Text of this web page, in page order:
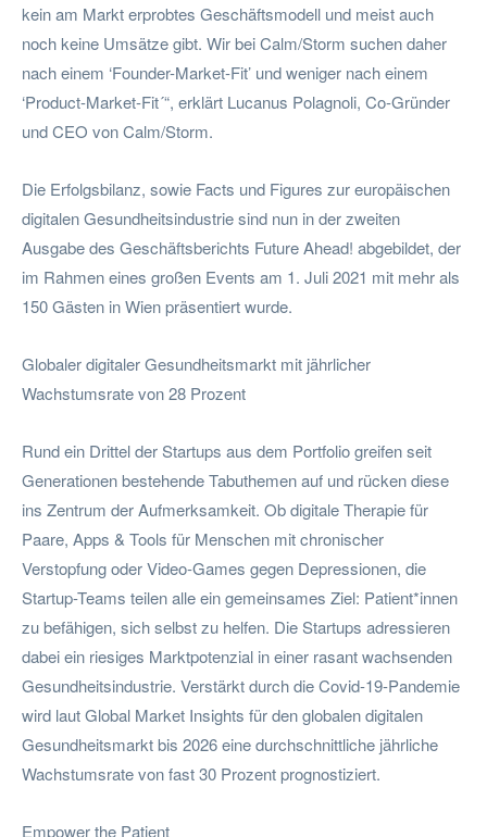
kein am Markt erprobtes Geschäftsmodell und meist auch
noch keine Umsätze gibt. Wir bei Calm/Storm suchen daher
nach einem ‘Founder-Market-Fit’ und weniger nach einem
‘Product-Market-Fit´“, erklärt Lucanus Polagnoli, Co-Gründer
und CEO von Calm/Storm.
Die Erfolgsbilanz, sowie Facts und Figures zur europäischen
digitalen Gesundheitsindustrie sind nun in der zweiten
Ausgabe des Geschäftsberichts Future Ahead! abgebildet, der
im Rahmen eines großen Events am 1. Juli 2021 mit mehr als
150 Gästen in Wien präsentiert wurde.
Globaler digitaler Gesundheitsmarkt mit jährlicher
Wachstumsrate von 28 Prozent
Rund ein Drittel der Startups aus dem Portfolio greifen seit
Generationen bestehende Tabuthemen auf und rücken diese
ins Zentrum der Aufmerksamkeit. Ob digitale Therapie für
Paare, Apps & Tools für Menschen mit chronischer
Verstopfung oder Video-Games gegen Depressionen, die
Startup-Teams teilen alle ein gemeinsames Ziel: Patient*innen
zu befähigen, sich selbst zu helfen. Die Startups adressieren
dabei ein riesiges Marktpotenzial in einer rasant wachsenden
Gesundheitsindustrie. Verstärkt durch die Covid-19-Pandemie
wird laut Global Market Insights für den globalen digitalen
Gesundheitsmarkt bis 2026 eine durchschnittliche jährliche
Wachstumsrate von fast 30 Prozent prognostiziert.
Empower the Patient